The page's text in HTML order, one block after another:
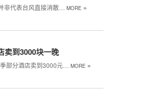
非代表台风直接消散… MORE »
卖到3000块一晚
部分酒店卖到3000元… MORE »